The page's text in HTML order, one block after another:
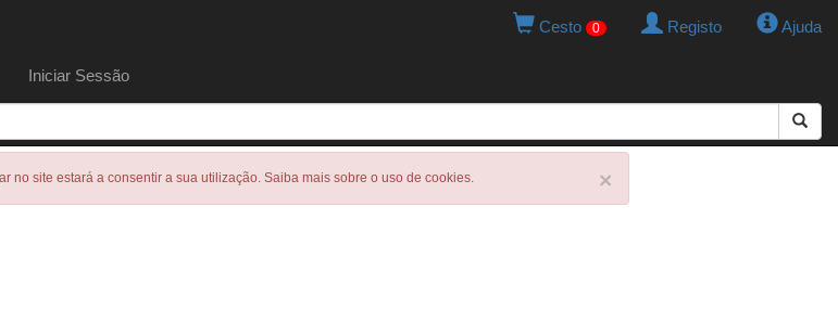
Cesto 0 Registo Ajuda
Iniciar Sessão
×
no site estará a consentir a sua utilização. Saiba mais sobre o uso de cookies.